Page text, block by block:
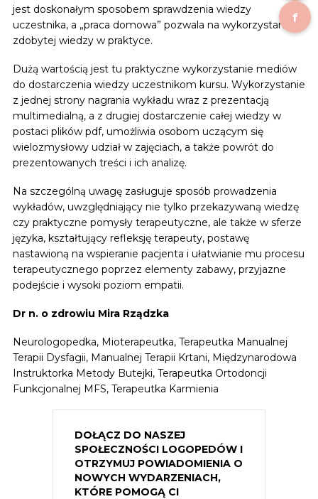
jest doskonałym sposobem sprawdzenia wiedzy
uczestnika, a „praca domowa” pozwala na wykorzystanie
zdobytej wiedzy w praktyce.
Dużą wartością jest tu praktyczne wykorzystanie mediów
do dostarczenia wiedzy uczestnikom kursu. Wykorzystanie
z jednej strony nagrania wykładu wraz z prezentacją
multimedialną, a z drugiej dostarczenie całej wiedzy w
postaci plików pdf, umożliwia osobom uczącym się
wielozmysłowy udział w zajęciach, a także powrót do
prezentowanych treści i ich analizę.
Na szczególną uwagę zasługuje sposób prowadzenia
wykładów, uwzględniający nie tylko przekazywaną wiedzę
czy praktyczne pomysły terapeutyczne, ale także w sferze
języka, kształtujący refleksję terapeuty, postawę
nastawioną na wspieranie pacjenta i ułatwianie mu procesu
terapeutycznego poprzez elementy zabawy, przyjazne
podejście i wysoki poziom empatii.
Dr n. o zdrowiu Mira Rządzka
Neurologopedka, Mioterapeutka, Terapeutka Manualnej
Terapii Dysfagii, Manualnej Terapii Krtani, Międzynarodowa
Instruktorka Metody Butejki, Terapeutka Ortodoncji
Funkcjonalnej MFS, Terapeutka Karmienia
DOŁĄCZ DO NASZEJ
SPOŁECZNOŚCI LOGOPEDÓW I
OTRZYMUJ POWIADOMIENIA O
NOWYCH WYDARZENIACH,
KTÓRE POMOGĄ CI
f